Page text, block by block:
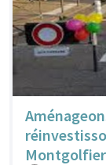
Montgolfier